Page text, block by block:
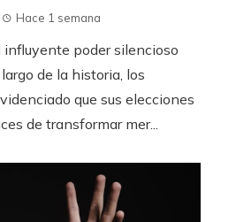
Hace 1 semana
poder silencioso
de la historia, los
que sus elecciones
de transformar mer...